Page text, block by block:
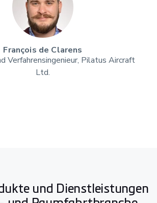
François de Clarens
Verfahrensingenieur, Pilatus Aircraft
Ltd.
und Dienstleistungen